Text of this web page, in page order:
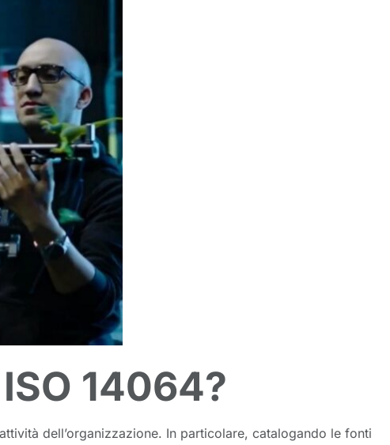
14064?
dell’organizzazione. In particolare, catalogando le fonti